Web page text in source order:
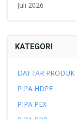
Juli 2026
KATEGORI
DAFTAR PRODUK
PIPA HDPE
PIPA PEX